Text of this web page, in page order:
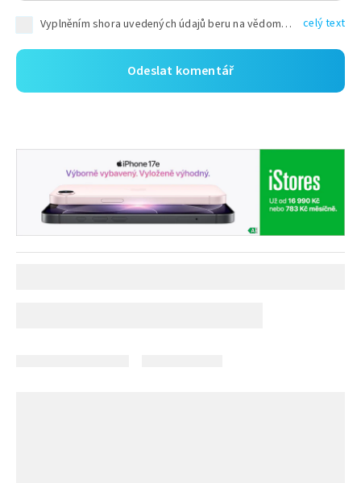
Vyplněním shora uvedených údajů beru na vědomí, že společnost TEXT FACTORY s.r.o., sídlem Brno, Durďákova 336/29, Černá Pole, PSČ: 613 00, IČ: 06157831, zapsané u Krajského soudu v Brně, oddíl C, vložka 100399, bude zpracovávat mé osobní údaje uvedené v rámci mnou vyplněného registračního formuláře na základě oprávněných zájmů TEXT FACTORY s.r.o. dle čl. 6 odst. 1 písm. f) GDPR a pro splnění právních povinností (čl. 6 odst. 1 písm. c) GDPR), a to pro tyto účely: nezbytnost zajistit oprávnění návštěvníka webových stránek provozovaných společností TEXT FACTORY s.r.o. přispívat aktivně ke zveřejněným článkům nebo v rámci diskusních fór a výkon práv TEXT FACTORY s.r.o. jako administrátora těchto diskusních fór. Více informací o zpracování osobních údajů a právech lze nalézt v celý text